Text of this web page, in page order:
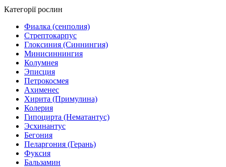
Категорії рослин
Фиалка (сенполия)
Стрептокарпус
Глоксиния (Синнингия)
Минисиннингия
Колумнея
Эписция
Петрокосмея
Ахименес
Хирита (Примулина)
Колерия
Гипоцирта (Нематантус)
Эсхинантус
Бегония
Пеларгония (Герань)
Фуксия
Бальзамин